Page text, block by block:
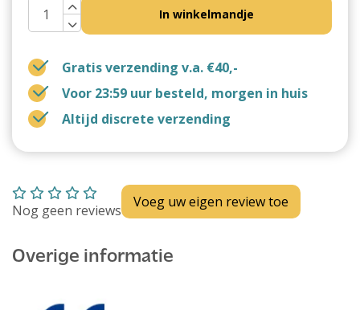
In winkelmandje
Gratis verzending v.a. €40,-
Voor 23:59 uur besteld, morgen in huis
Altijd discrete verzending
Nog geen reviews Voeg uw eigen review toe
Overige informatie